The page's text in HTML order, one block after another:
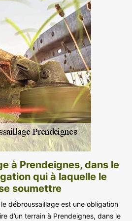
à Prendeignes, dans le
qui à laquelle le
soumettre
débroussaillage est une obligation
d’un terrain à Prendeignes, dans le